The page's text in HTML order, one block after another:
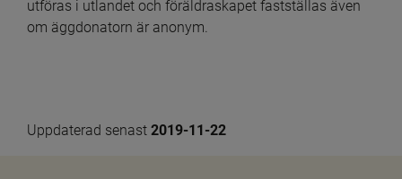
utföras i utlandet och föräldraskapet fastställas även
om äggdonatorn är anonym.
Uppdaterad senast 2019-11-22